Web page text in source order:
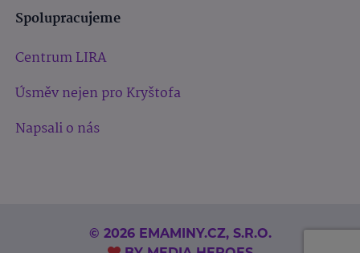
Spolupracujeme
Centrum LIRA
Úsměv nejen pro Kryštofa
Napsali o nás
© 2026 EMAMINY.CZ, S.R.O.